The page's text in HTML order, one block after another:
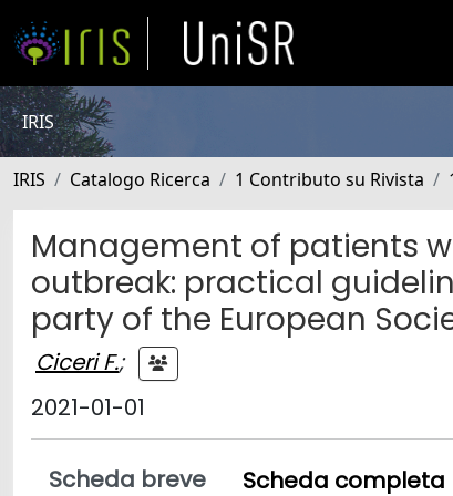
IRIS
IRIS Catalogo Ricerca 1 Contributo su Rivista
Management of patients
outbreak: practical
party of the European
Ciceri F.;
2021-01-01
Scheda breve Scheda completa